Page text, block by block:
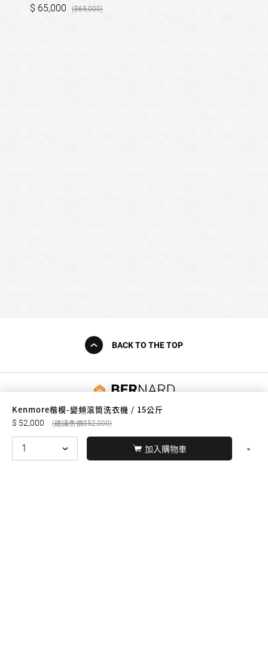
Kenmore楷模-變頻滾筒洗衣機 / 15公斤
52,000 52,000
加入購物車
65,000 65,000
BACK TO THE TOP
友誠購物
© BERNARD 2021 WEBDESIGN